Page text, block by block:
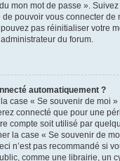
mon mot de passe ».
pouvoir vous connecter de
pas réinitialiser votre
du forum.
automatiquement ?
case « Se souvenir de moi
connecté que pour une
compte soit utilisé par
la case « Se souvenir de
n’est pas recommandé si
comme une librairie, un